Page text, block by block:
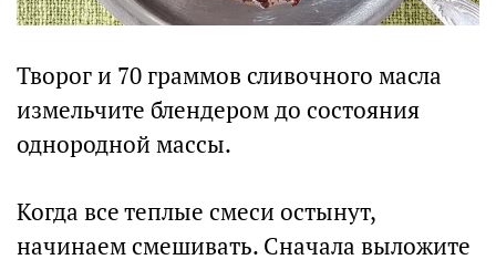
Творог и 70 граммов сливочного масла
измельчите блендером до состояния
однородной массы.
Когда все теплые смеси остынут,
начинаем смешивать. Сначала выложите